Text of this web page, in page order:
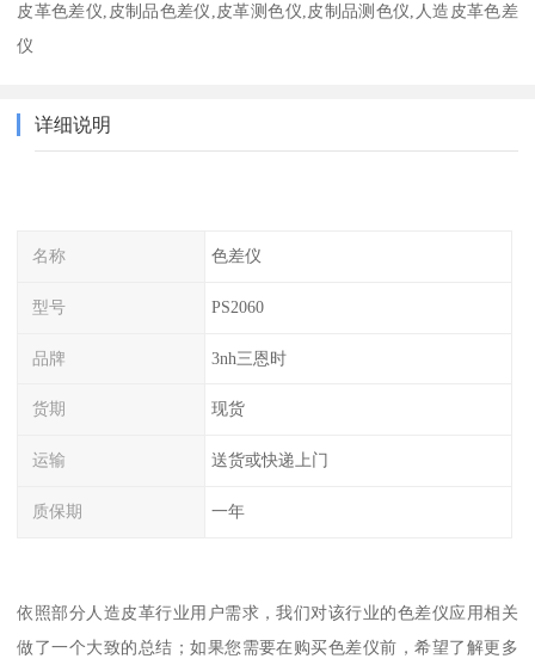
皮革色差仪,皮制品色差仪,皮革测色仪,皮制品测色仪,人造皮革色差
仪
详细说明
名称 色差仪
型号 PS2060
品牌 3nh三恩时
货期 现货
运输 送货或快递上门
质保期 一年
依照部分人造皮革行业用户需求，我们对该行业的色差仪应用相关
做了一个大致的总结；如果您需要在购买色差仪前，希望了解更多